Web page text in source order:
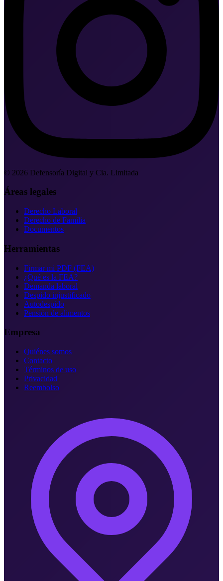
© 2026 Defensoría Digital y Cia. Limitada
Áreas legales
Derecho Laboral
Derecho de Familia
Documentos
Herramientas
Firmar mi PDF (FEA)
¿Qué es la FEA?
Demanda laboral
Despido injustificado
Autodespido
Pensión de alimentos
Empresa
Quiénes somos
Contacto
Términos de uso
Privacidad
Reembolso